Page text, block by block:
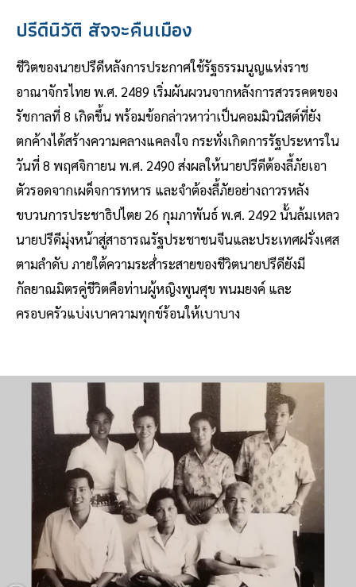
ปรีดีนิวัติ สัจจะคืนเมือง
ชีวิตของนายปรีดีหลังการประกาศใช้รัฐธรรมนูญแห่งราช
อาณาจักรไทย พ.ศ. 2489 เริ่มผันผวนจากหลังการสวรรคตของ
รัชกาลที่ 8 เกิดขึ้น พร้อมข้อกล่าวหาว่าเป็นคอมมิวนิสต์ที่ยัง
ตกค้างได้สร้างความคลางแคลงใจ กระทั่งเกิดการรัฐประหารใน
วันที่ 8 พฤศจิกายน พ.ศ. 2490 ส่งผลให้นายปรีดีต้องลี้ภัยเอา
ตัวรอดจากเผด็จการทหาร และจำต้องลี้ภัยอย่างถาวรหลัง
ขบวนการประชาธิปไตย 26 กุมภาพันธ์ พ.ศ. 2492 นั้นล้มเหลว
นายปรีดีมุ่งหน้าสู่สาธารณรัฐประชาชนจีนและประเทศฝรั่งเศส
ตามลำดับ ภายใต้ความระส่ำระสายของชีวิตนายปรีดียังมี
กัลยาณมิตรคู่ชีวิตคือท่านผู้หญิงพูนศุข พนมยงค์ และ
ครอบครัวแบ่งเบาความทุกข์ร้อนให้เบาบาง